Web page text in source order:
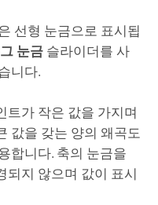
선형 눈금으로 표시됩
눈금슬라이더를 사
니다.
트가 작은 값을 가지며
값을 갖는 양의 왜곡도
합니다. 축의 눈금을
되지 않으며 값이 표시